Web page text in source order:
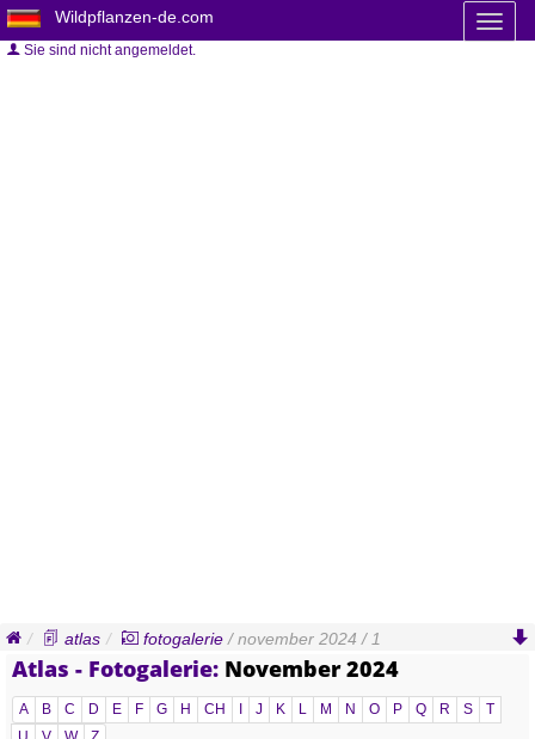
Wildpflanzen-de.com
Sie sind nicht angemeldet.
atlas fotogalerie / november 2024 / 1
Atlas - Fotogalerie: November 2024
A B C D E F G H CH J K L M N O P Q R S
T